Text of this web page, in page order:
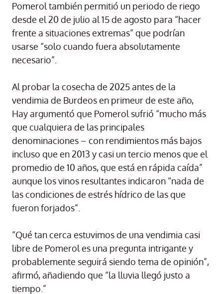
Pomerol también permitió un periodo de riego
desde el 20 de julio al 15 de agosto para “hacer
frente a situaciones extremas” que podrían
usarse “solo cuando fuera absolutamente
necesario”.
Al probar la cosecha de 2025 antes de la
vendimia de Burdeos en primeur de este año,
Hay argumentó que Pomerol sufrió “mucho más
que cualquiera de las principales
denominaciones – con rendimientos más bajos
incluso que en 2013 y casi un tercio menos que el
promedio de 10 años, que está en rápida caída”
aunque los vinos resultantes indicaron “nada de
las condiciones de estrés hídrico de las que
fueron forjados”.
“Qué tan cerca estuvimos de una vendimia casi
libre de Pomerol es una pregunta intrigante y
probablemente seguirá siendo tema de opinión”,
afirmó, añadiendo que “la lluvia llegó justo a
tiempo.”